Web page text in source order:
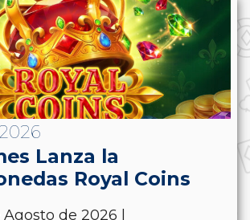
Lanza la
Royal Coins
de 2026 |